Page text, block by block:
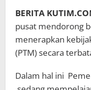
BERITA
pusat mendorong
menerapkan
(PTM) secara
Dalam hal ini